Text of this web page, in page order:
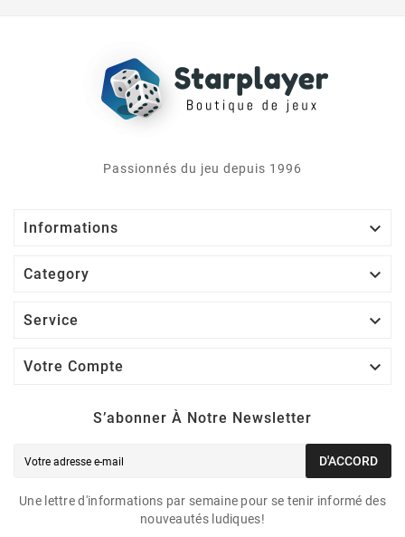
Passionnés du jeu depuis 1996
Informations 
Category 
Service 
Votre Compte 
S’abonner À Notre Newsletter
D'ACCORD
Une lettre d'informations par semaine pour se tenir informé des
nouveautés ludiques!